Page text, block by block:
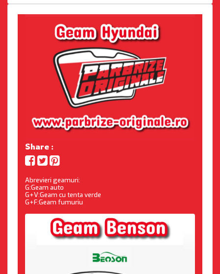
Share :
Abrevieri geamuri:
G:Geam auto
G+V:Geam cu tenta verde
G+F:Geam fumuriu